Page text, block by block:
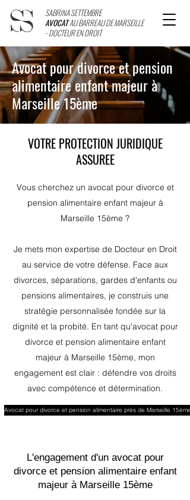
SABRINA SETTEMBRE
AVOCATAU BARREAU DE MARSEILLE
- DOCTEUR EN DROIT
Avocat pour divorce et pension
alimentaire enfant majeur à
Marseille 15ème
VOTRE PROTECTION JURIDIQUE
ASSUREE
Vous cherchez un avocat pour divorce et
pension alimentaire enfant majeur à
Marseille 15ème ?
Je mets mon expertise de Docteur en Droit
au service de votre défense. Face aux
divorces, séparations, gardes d'enfants ou
pensions alimentaires, je construis une
stratégie personnalisée fondée sur la
dignité et la probité. En tant qu'avocat pour
divorce et pension alimentaire enfant
majeur à Marseille 15ème, mon
engagement est clair : défendre vos droits
avec compétence et détermination.
Avocat pour divorce et pension alimentaire près de Marseille 15ème
L'engagement d'un avocat pour
divorce et pension alimentaire enfant
majeur à Marseille 15ème